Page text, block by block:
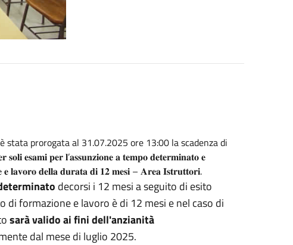
prorogata al 31.07.2025 ore 13:00 la scadenza di
𝐞𝐬𝐚𝐦𝐢 𝐩𝐞𝐫 𝐥’𝐚𝐬𝐬𝐮𝐧𝐳𝐢𝐨𝐧𝐞 𝐚 𝐭𝐞𝐦𝐩𝐨 𝐝𝐞𝐭𝐞𝐫𝐦𝐢𝐧𝐚𝐭𝐨 𝐞
𝐥𝐚𝐯𝐨𝐫𝐨 𝐝𝐞𝐥𝐥𝐚 𝐝𝐮𝐫𝐚𝐭𝐚 𝐝𝐢 𝟏𝟐 𝐦𝐞𝐬𝐢 – 𝐀𝐫𝐞𝐚 𝐈𝐬𝐭𝐫𝐮𝐭𝐭𝐨𝐫𝐢.
decorsi i 12 mesi a seguito di esito
formazione e lavoro è di 12 mesi e nel caso di
sarà valido ai fini dell'anzianità
dal mese di luglio 2025.